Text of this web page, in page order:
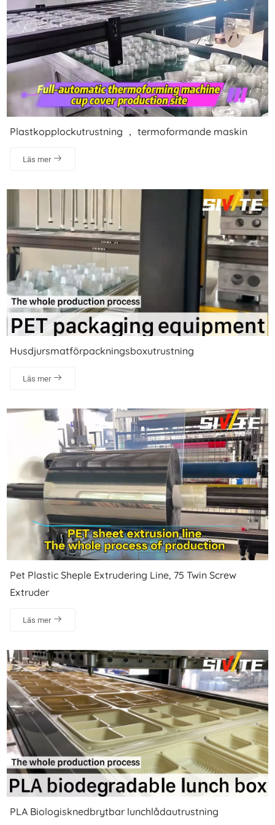
Plastkopplockutrustning ， termoformande maskin
Läs mer
Husdjursmatförpackningsboxutrustning
Läs mer
Pet Plastic Sheple Extrudering Line, 75 Twin Screw
Extruder
Läs mer
PLA Biologisknedbrytbar lunchlådautrustning